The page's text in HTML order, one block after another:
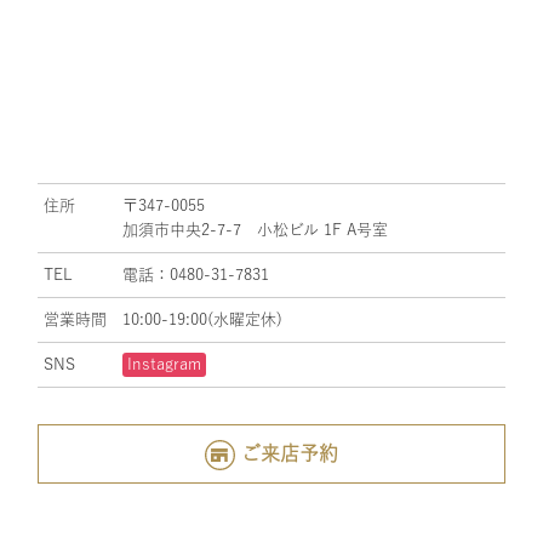
住所
〒347-0055
加須市中央2-7-7 小松ビル 1F A号室
TEL 電話：0480-31-7831
営業時間 10:00-19:00(水曜定休)
SNS Instagram
ご来店予約